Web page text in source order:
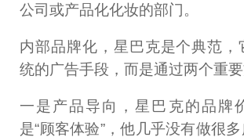
公司或产品化化妆的部门。
内部品牌化，星巴克是个典范，
统的广告手段，而是通过两个重要
一是产品导向，星巴克的品牌
是“顾客体验”，他几乎没有做很